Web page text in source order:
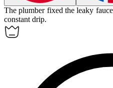
Theplumber fixed the leaky
constant drip.